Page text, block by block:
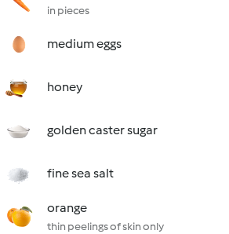
in pieces
medium eggs
honey
golden caster sugar
fine sea salt
orange
thin peelings of skin only